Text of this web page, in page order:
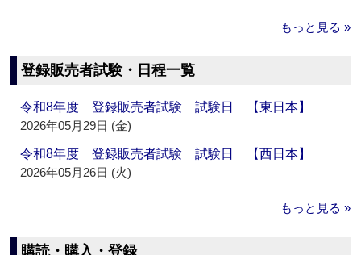
もっと見る »
登録販売者試験・日程一覧
令和8年度 登録販売者試験 試験日 【東日本】
2026年05月29日 (金)
令和8年度 登録販売者試験 試験日 【西日本】
2026年05月26日 (火)
もっと見る »
購読・購入・登録